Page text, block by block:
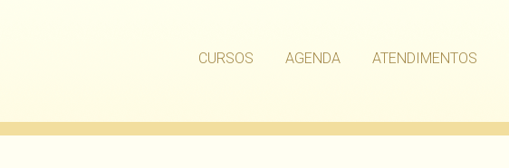
CURSOS AGENDA ATENDIMENTOS